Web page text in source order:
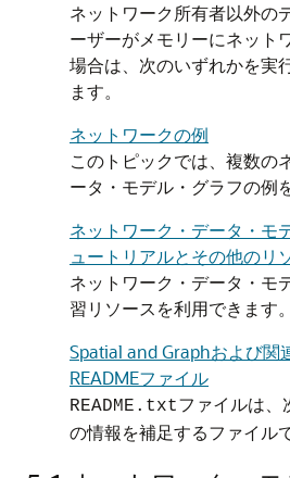
ネットワーク所有者以外の
ーザーがメモリーにネット
場合は、次のいずれかを実
ます。
ネットワークの例
このトピックでは、複数の
ータ・モデル・グラフの例
ネットワーク・データ・モ
ュートリアルとその他のリ
ネットワーク・データ・モ
習リソースを利用できます。
Spatial and Graphおよび関
READMEファイル
README.txtファイルは、
の情報を補足するファイルで